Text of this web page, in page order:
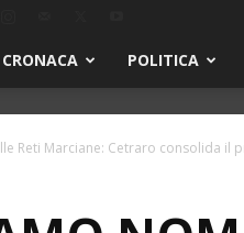
CRONACA POLITICA
Reti Marciane: Cetraro consolida il